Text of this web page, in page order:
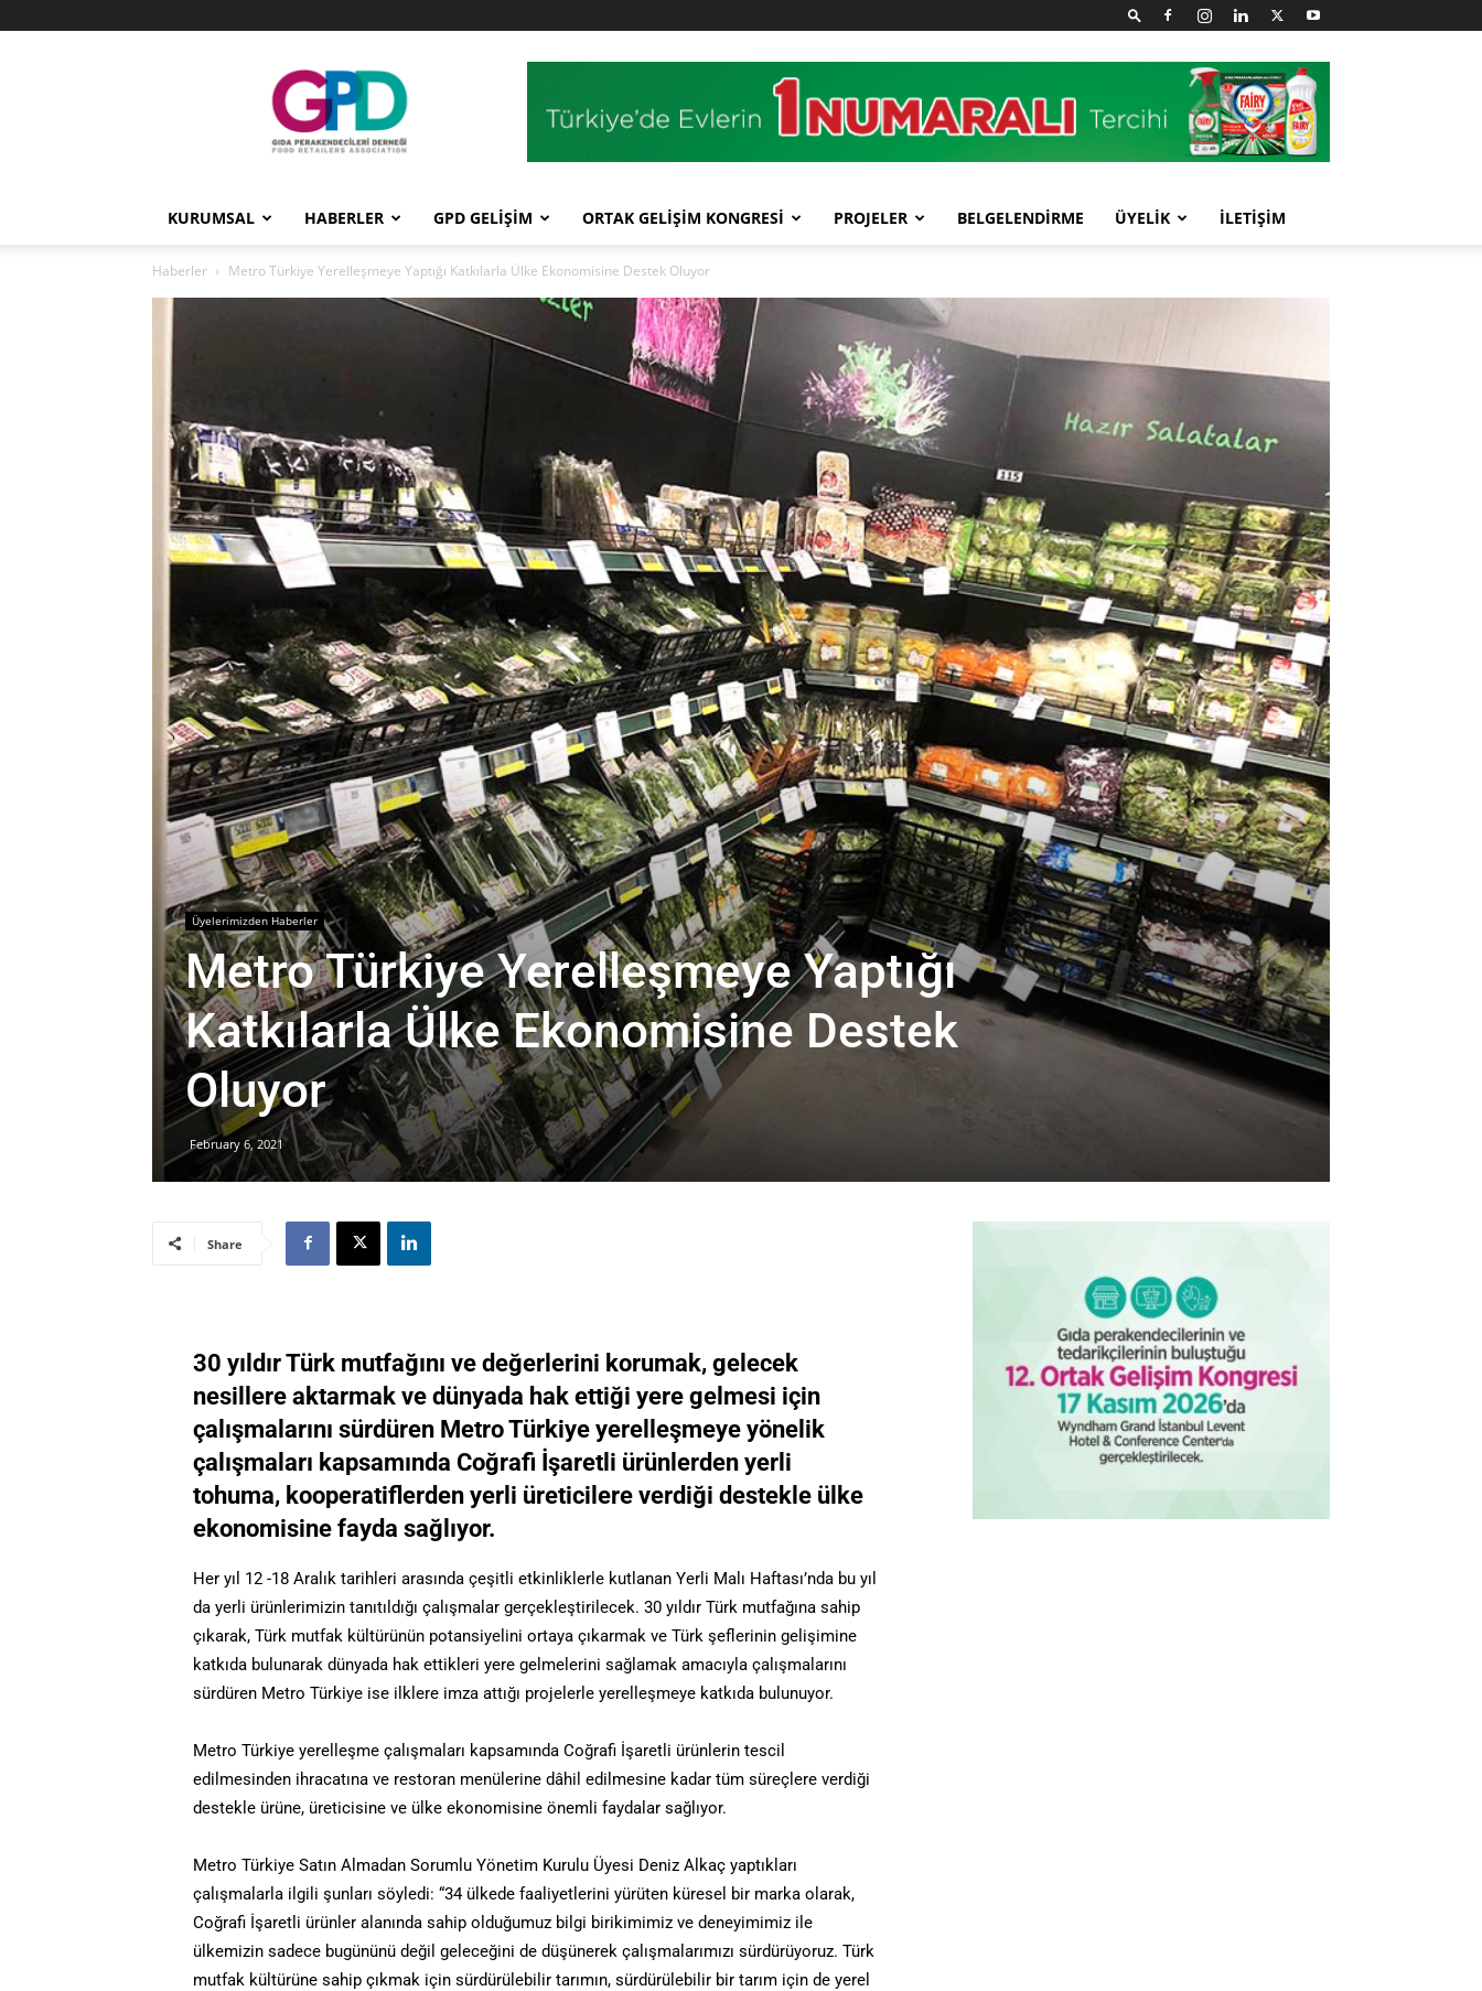
GPD
KURUMSAL HABERLER GPD GELİŞİM ORTAK GELİŞİM KONGRESİ PROJELER BELGELENDİRME ÜYELİK İLETİŞİM
Haberler Metro Türkiye Yerelleşmeye Yaptığı Katkılarla Ülke Ekonomisine Destek Oluyor
Üyelerimizden Haberler
Metro Türkiye Yerelleşmeye Yaptığı
Katkılarla Ülke Ekonomisine Destek
Oluyor
February 6, 2021
Share
30 yıldır Türk mutfağını ve değerlerini korumak, gelecek
nesillere aktarmak ve dünyada hak ettiği yere gelmesi için
çalışmalarını sürdüren Metro Türkiye yerelleşmeye yönelik
çalışmaları kapsamında Coğrafi İşaretli ürünlerden yerli
tohuma, kooperatiflerden yerli üreticilere verdiği destekle ülke
ekonomisine fayda sağlıyor.
Her yıl 12 -18 Aralık tarihleri arasında çeşitli etkinliklerle kutlanan Yerli Malı Haftası’nda bu yıl
da yerli ürünlerimizin tanıtıldığı çalışmalar gerçekleştirilecek. 30 yıldır Türk mutfağına sahip
çıkarak, Türk mutfak kültürünün potansiyelini ortaya çıkarmak ve Türk şeflerinin gelişimine
katkıda bulunarak dünyada hak ettikleri yere gelmelerini sağlamak amacıyla çalışmalarını
sürdüren Metro Türkiye ise ilklere imza attığı projelerle yerelleşmeye katkıda bulunuyor.
Metro Türkiye yerelleşme çalışmaları kapsamında Coğrafi İşaretli ürünlerin tescil
edilmesinden ihracatına ve restoran menülerine dâhil edilmesine kadar tüm süreçlere verdiği
destekle ürüne, üreticisine ve ülke ekonomisine önemli faydalar sağlıyor.
Metro Türkiye Satın Almadan Sorumlu Yönetim Kurulu Üyesi Deniz Alkaç yaptıkları
çalışmalarla ilgili şunları söyledi: “34 ülkede faaliyetlerini yürüten küresel bir marka olarak,
Coğrafi İşaretli ürünler alanında sahip olduğumuz bilgi birikimimiz ve deneyimimiz ile
ülkemizin sadece bugününü değil geleceğini de düşünerek çalışmalarımızı sürdürüyoruz. Türk
mutfak kültürüne sahip çıkmak için sürdürülebilir tarımın, sürdürülebilir bir tarım için de yerel